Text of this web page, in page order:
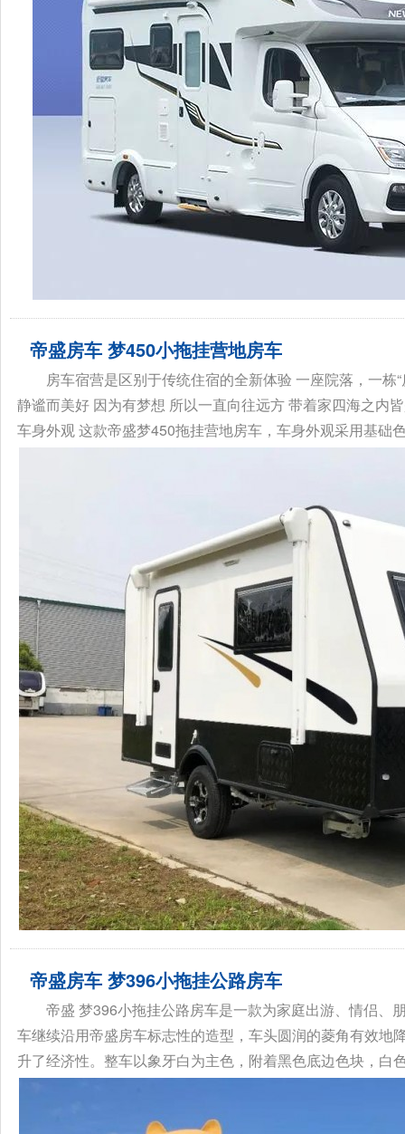
帝盛房车 梦450小拖挂营地房车
房车宿营是区别于传统住宿的全新体验 一座院落，一
静谧而美好 因为有梦想 所以一直向往远方 带着家四海之内
车身外观 这款帝盛梦450拖挂营地房车，车身外观采用基础
帝盛房车 梦396小拖挂公路房车
帝盛 梦396小拖挂公路房车是一款为家庭出游、情侣、
车继续沿用帝盛房车标志性的造型，车头圆润的菱角有效
升了经济性。整车以象牙白为主色，附着黑色底边色块，白